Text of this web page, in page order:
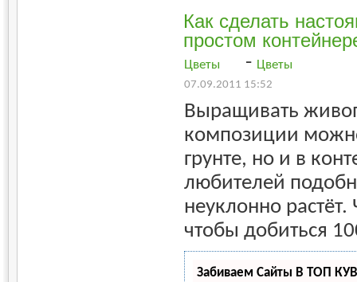
Как сделать
простом
Цветы - Цветы
07.09.2011 15:52
Выращивать
композиции
грунте, но и в
любителей
неуклонно
чтобы добиться
Забиваем Сайты В ТОП